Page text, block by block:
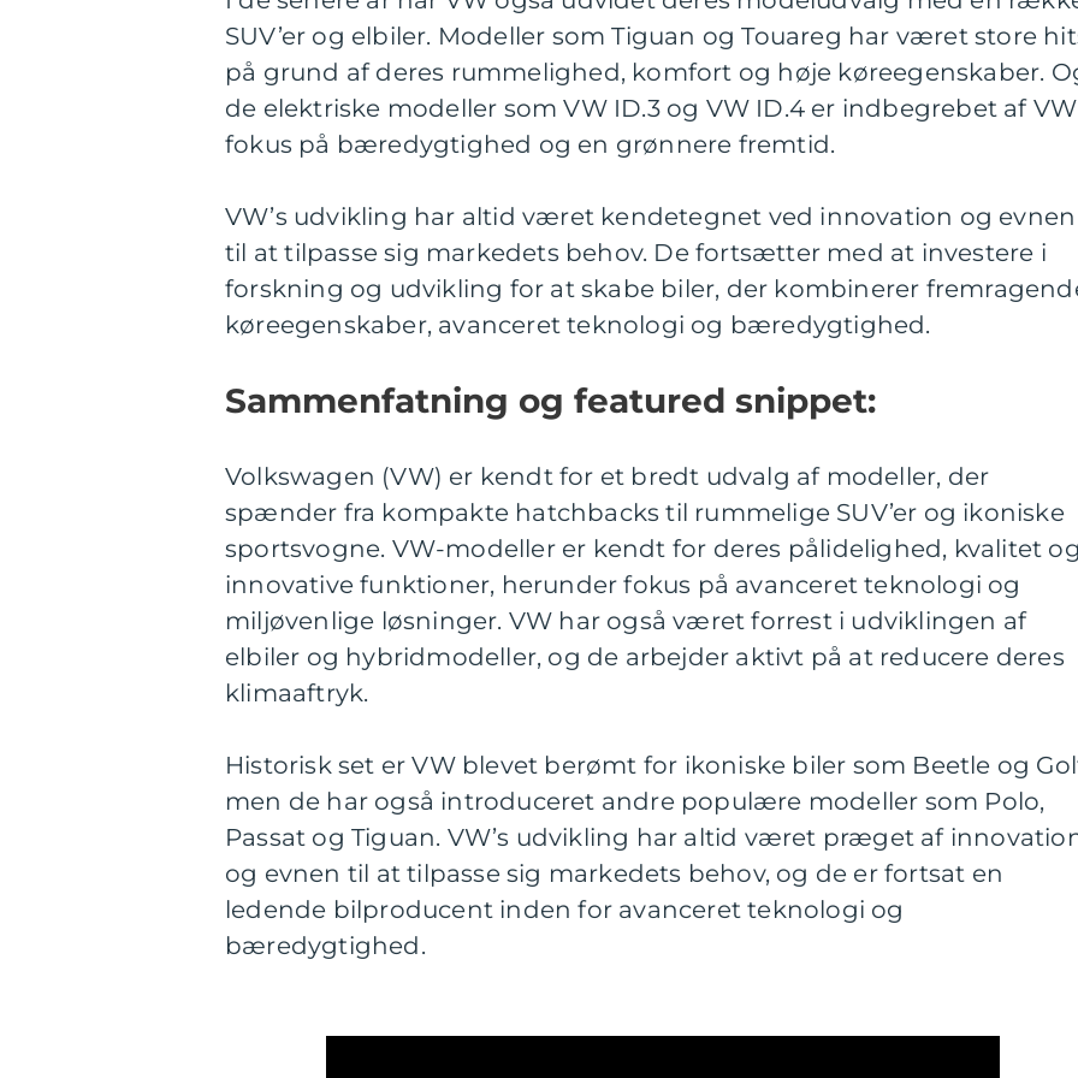
SUV’er og elbiler. Modeller som Tiguan og Touareg har været store
på grund af deres rummelighed, komfort og høje køreegenskaber.
de elektriske modeller som VW ID.3 og VW ID.4 er indbegrebet af
fokus på bæredygtighed og en grønnere fremtid.
VW’s udvikling har altid været kendetegnet ved innovation og evnen
til at tilpasse sig markedets behov. De fortsætter med at investere i
forskning og udvikling for at skabe biler, der kombinerer
køreegenskaber, avanceret teknologi og bæredygtighed.
Sammenfatning og featured snippet:
Volkswagen (VW) er kendt for et bredt udvalg af modeller, der
spænder fra kompakte hatchbacks til rummelige SUV’er og ikoniske
sportsvogne. VW-modeller er kendt for deres pålidelighed, kvalitet og
innovative funktioner, herunder fokus på avanceret teknologi og
miljøvenlige løsninger. VW har også været forrest i udviklingen af
elbiler og hybridmodeller, og de arbejder aktivt på at reducere deres
klimaaftryk.
Historisk set er VW blevet berømt for ikoniske biler som Beetle og
men de har også introduceret andre populære modeller som Polo,
Passat og Tiguan. VW’s udvikling har altid været præget af
og evnen til at tilpasse sig markedets behov, og de er fortsat en
ledende bilproducent inden for avanceret teknologi og
bæredygtighed.